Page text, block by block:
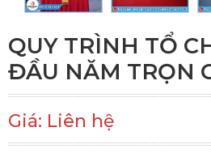
QUY TRÌNH TỔ
ĐẦU NĂM TRỌN
Giá: Liên hệ